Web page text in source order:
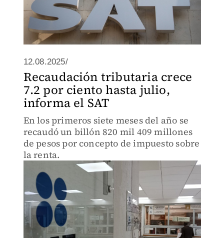
12.08.2025/
Recaudación tributaria crece
7.2 por ciento hasta julio,
informa el SAT
En los primeros siete meses del año se
recaudó un billón 820 mil 409 millones
de pesos por concepto de impuesto sobre
la renta.